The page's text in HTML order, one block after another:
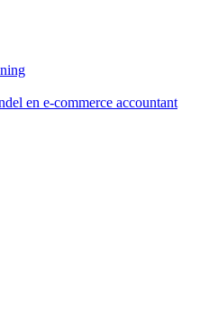
en e-commerce accountant